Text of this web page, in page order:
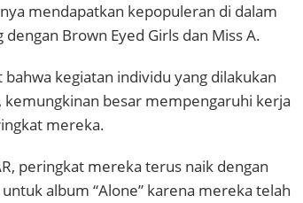
mendapatkan kepopuleran di dalam
Brown Eyed Girls dan Miss A.
kegiatan individu yang dilakukan
kemungkinan besar mempengaruhi kerja
mereka.
peringkat mereka terus naik dengan
album “Alone” karena mereka telah